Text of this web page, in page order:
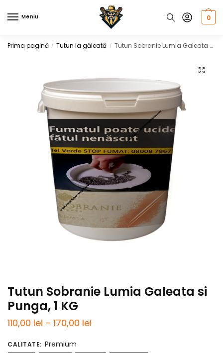
to
to
Meniu 0
Prima pagină / Tutun la găleată / Tutun Sobranie Lumia Galeata si Punga, 1 KG
Tutun Sobranie Lumia Galeata si
Punga, 1 KG
110,00 lei – 170,00 lei
CALITATE: Premium